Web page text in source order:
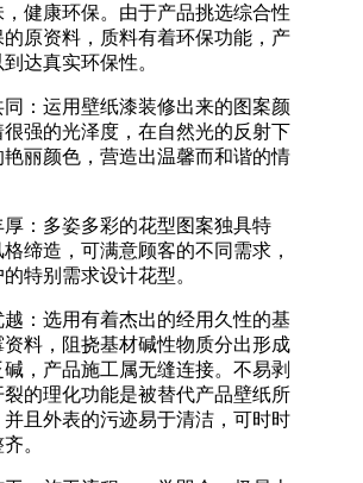
，健康环保。由于产品挑选综合性
的原资料，质料有着环保功能，产
达真实环保性。
：运用壁纸漆装修出来的图案颜
强的光泽度，在自然光的反射下
丽颜色，营造出温馨而和谐的情
：多姿多彩的花型图案独具特
缔造，可满意顾客的不同需求，
特别需求设计花型。
：选用有着杰出的经用久性的基
料，阻挠基材碱性物质分出形成
，产品施工属无缝连接。不易剥
的理化功能是被替代产品壁纸所
且外表的污迹易于清洁，可时时
。